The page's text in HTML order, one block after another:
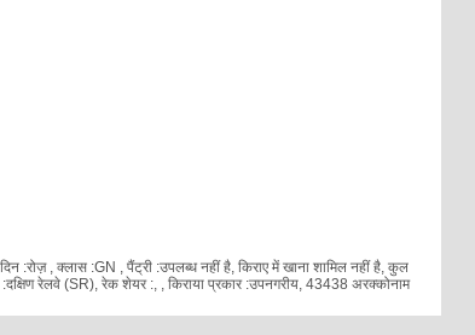
, क्लास :GN , पैंट्री :उपलब्ध नहीं है, किराए में खाना शामिल नहीं है, कुल
रेलवे (SR), रेक शेयर : , , किराया प्रकार :उपनगरीय, 43438 अरक्कोनाम